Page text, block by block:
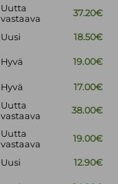
Uutta
vastaava
37.20€
Uusi
18.50€
Hyvä 19.00€
Hyvä 17.00€
Uutta
vastaava
38.00€
Uutta
vastaava
19.00€
Uusi
12.90€